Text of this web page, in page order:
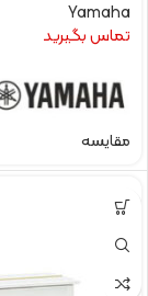
Yamaha
تماس بگیرید
مقایسه